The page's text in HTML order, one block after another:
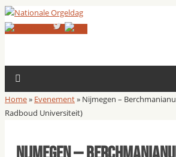
Home» Evenement» Nijmegen –
Radboud Universiteit)